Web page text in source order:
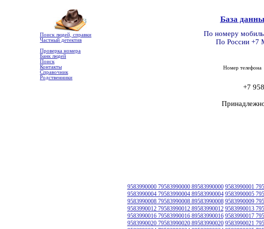
Поиск людей, справки
Частный детектив
Проверка номера
Банк людей
Поиск
Контакты
Справочник
Родственники
База
По номеру
По России +7
Номер телефона
+7
9583990000 79583990000 89583990000 9583990001
9583990004 79583990004 89583990004 9583990005
9583990008 79583990008 89583990008 9583990009
9583990012 79583990012 89583990012 9583990013
9583990016 79583990016 89583990016 9583990017
9583990020 79583990020 89583990020 9583990021